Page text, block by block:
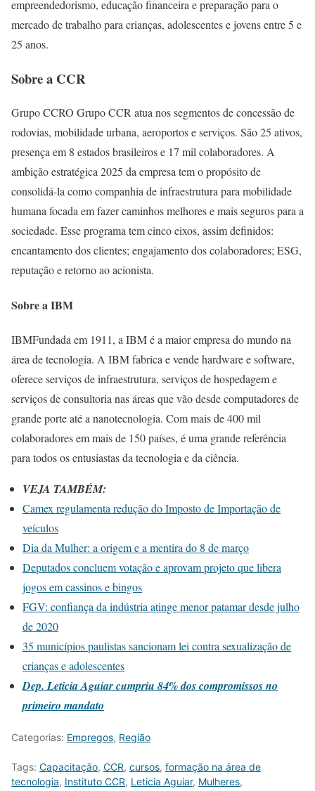
empreendedorismo, educação financeira e preparação para o
mercado de trabalho para crianças, adolescentes e jovens entre 5 e
25 anos.
Sobre a CCR
Grupo CCRO Grupo CCR atua nos segmentos de concessão de
rodovias, mobilidade urbana, aeroportos e serviços. São 25 ativos,
presença em 8 estados brasileiros e 17 mil colaboradores. A
ambição estratégica 2025 da empresa tem o propósito de
consolidá-la como companhia de infraestrutura para mobilidade
humana focada em fazer caminhos melhores e mais seguros para a
sociedade. Esse programa tem cinco eixos, assim definidos:
encantamento dos clientes; engajamento dos colaboradores; ESG,
reputação e retorno ao acionista.
Sobre a IBM
IBMFundada em 1911, a IBM é a maior empresa do mundo na
área de tecnologia. A IBM fabrica e vende hardware e software,
oferece serviços de infraestrutura, serviços de hospedagem e
serviços de consultoria nas áreas que vão desde computadores de
grande porte até a nanotecnologia. Com mais de 400 mil
colaboradores em mais de 150 países, é uma grande referência
para todos os entusiastas da tecnologia e da ciência.
VEJA TAMBÉM:
Camex regulamenta redução do Imposto de Importação de
veículos
Dia da Mulher: a origem e a mentira do 8 de março
Deputados concluem votação e aprovam projeto que libera
jogos em cassinos e bingos
FGV: confiança da indústria atinge menor patamar desde julho
de 2020
35 municípios paulistas sancionam lei contra sexualização de
crianças e adolescentes
Dep. Leticia Aguiar cumpriu 84% dos compromissos no
primeiro mandato
Categorias: Empregos, Região
Tags: Capacitação, CCR, cursos, formação na área de
tecnologia, Instituto CCR, Leticia Aguiar, Mulheres,